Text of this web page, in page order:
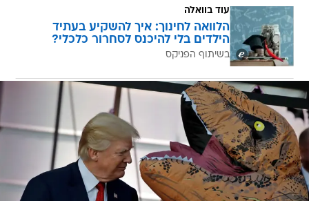
עוד בוואלה
הלוואה לחינוך: איך להשקיע בעתיד
הילדים בלי להיכנס לסחרור כלכלי?
בשיתוף הפניקס